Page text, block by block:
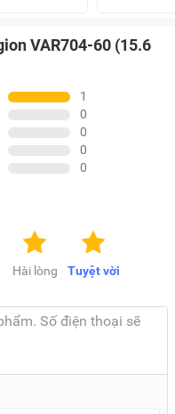
VAR704-60 (15.6
1
0
0
0
0
Tuyệt vời
Hài lòng